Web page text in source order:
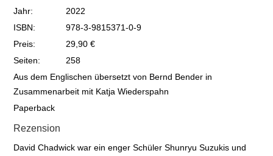
Jahr:
2022
ISBN:
978-3-9815371-0-9
Preis:
29,90 €
Seiten:
258
Aus dem Englischen übersetzt von Bernd Bender in
Zusammenarbeit mit Katja Wiederspahn
Paperback
Rezension
David Chadwick war ein enger Schüler Shunryu Suzukis und